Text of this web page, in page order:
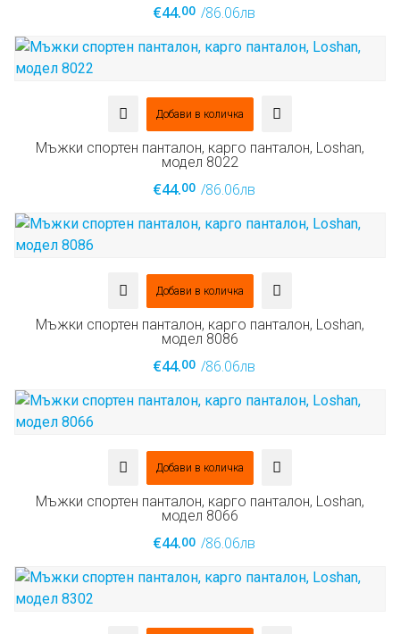
€44.00 /86.06лв
Добави в количка
Мъжки спортен панталон, карго панталон, Loshan,
модел 8022
€44.00 /86.06лв
Добави в количка
Мъжки спортен панталон, карго панталон, Loshan,
модел 8086
€44.00 /86.06лв
Добави в количка
Мъжки спортен панталон, карго панталон, Loshan,
модел 8066
€44.00 /86.06лв